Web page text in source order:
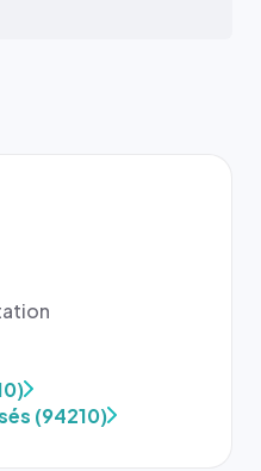
(94210)